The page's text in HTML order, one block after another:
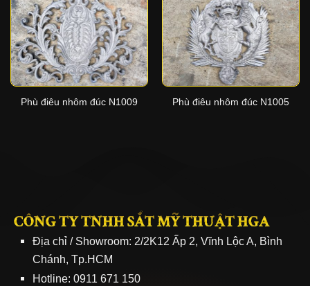
Phù điêu nhôm đúc N1009 Phù điêu nhôm đúc N1005
CÔNG TY TNHH SẮT MỸ THUẬT HGA
Địa chỉ / Showroom: 2/2K12 Ấp 2, Vĩnh Lộc A, Bình
Chánh, Tp.HCM
Hotline: 0911 671 150